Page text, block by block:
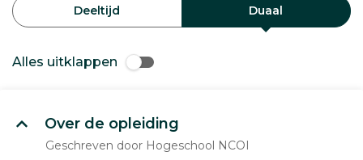
Deeltijd Duaal
Alles uitklappen
Over de opleiding
Geschreven door Hogeschool NCOI